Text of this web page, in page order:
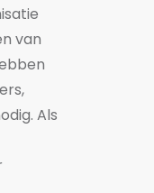
van
. Als